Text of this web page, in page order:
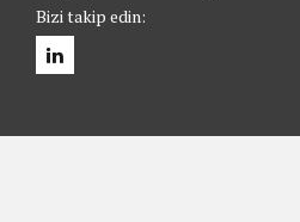
Bizi takip edin: